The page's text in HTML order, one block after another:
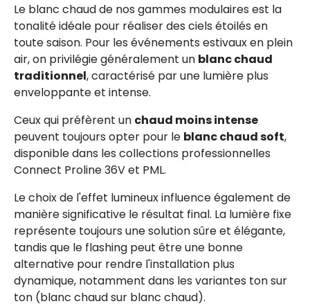
Le blanc chaud de nos gammes modulaires est la
tonalité idéale pour réaliser des ciels étoilés en
toute saison. Pour les événements estivaux en plein
air, on privilégie généralement un blanc chaud
traditionnel, caractérisé par une lumière plus
enveloppante et intense.
Ceux qui préfèrent un chaud moins intense
peuvent toujours opter pour le blanc chaud soft,
disponible dans les collections professionnelles
Connect Proline 36V et PML.
Le choix de l'effet lumineux influence également de
manière significative le résultat final. La lumière fixe
représente toujours une solution sûre et élégante,
tandis que le flashing peut être une bonne
alternative pour rendre l'installation plus
dynamique, notamment dans les variantes ton sur
ton (blanc chaud sur blanc chaud).